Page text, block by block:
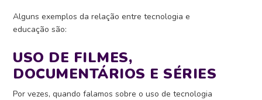
Alguns exemplos da relação entre tecnologia e
educação são:
USO DE FILMES,
DOCUMENTÁRIOS E SÉRIES
Por vezes, quando falamos sobre o uso de tecnologia